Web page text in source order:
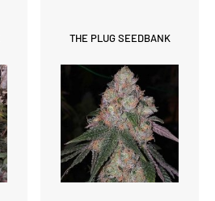
THE PLUG SEEDBANK